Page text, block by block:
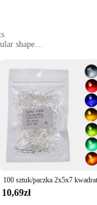
shape
range of applications
Compact,
and essential
project or need a
into a variety of
about brightness; it's
range of applications,
in bulk. Their
10,69zł